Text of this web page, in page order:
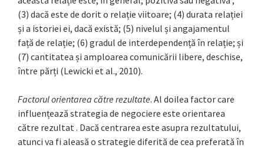
(3) dacă este de dorit o relație viitoare; (4) durata relației
și a istoriei ei, dacă există; (5) nivelul și angajamentul
față de relație; (6) gradul de interdependență în relație; și
(7) cantitatea și amploarea comunicării libere, deschise,
între părți (Lewicki et al., 2010).
Factorul orientarea către rezultate. Al doilea factor care
influențează strategia de negociere este orientarea
către rezultat . Dacă centrarea este asupra rezultatului,
atunci va fi aleasă o strategie diferită de cea preferată în